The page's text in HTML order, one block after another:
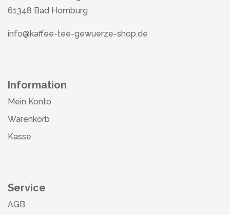
61348 Bad Homburg
info@kaffee-tee-gewuerze-shop.de
Information
Mein Konto
Warenkorb
Kasse
Service
AGB